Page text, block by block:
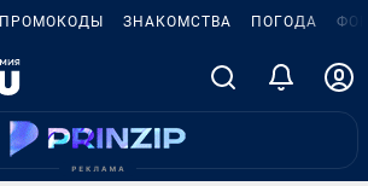
ПРОМОКОДЫ ЗНАКОМСТВА ПОГОДА